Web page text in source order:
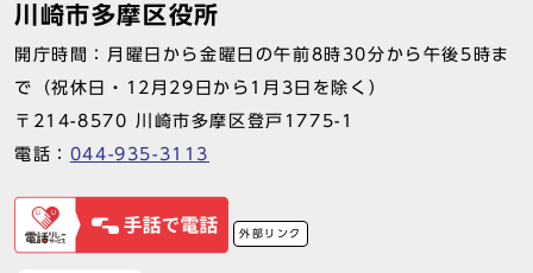
川崎市多摩区役所
開庁時間：月曜日から金曜日の午前8時30分から午後5時ま
で（祝休日・12月29日から1月3日を除く）
〒214-8570 川崎市多摩区登戸1775-1
電話： 044-935-3113
外部リンク